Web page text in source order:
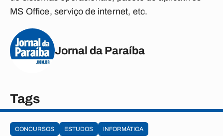
MS Office, serviço de internet, etc.
Jornal da Paraíba
Tags
CONCURSOS ESTUDOS INFORMÁTICA